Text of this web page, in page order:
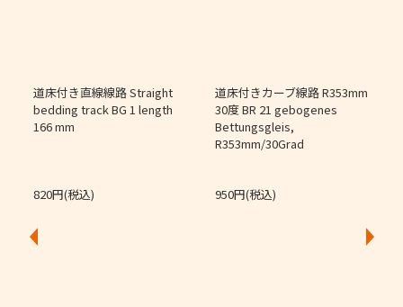
道床付き直線線路 Straight
bedding track BG 1 length
166 mm
820円(税込)
道床付きカーブ線路 R353mm
30度 BR 21 gebogenes
Bettungsgleis,
R353mm/30Grad
950円(税込)